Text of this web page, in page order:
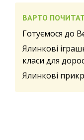
ВАРТО
Готуємося до
Ялинкові
класи для
Ялинкові